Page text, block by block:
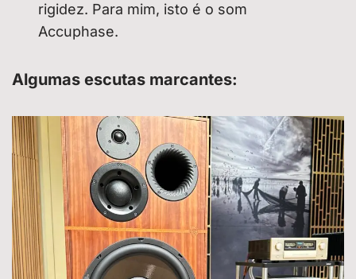
rigidez. Para mim, isto é o som
Accuphase.
Algumas escutas marcantes: